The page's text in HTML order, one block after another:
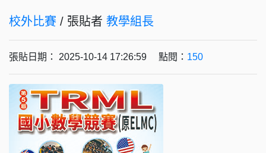
校外比賽 / 張貼者 教學組長
張貼日期： 2025-10-14 17:26:59 點閱： 150